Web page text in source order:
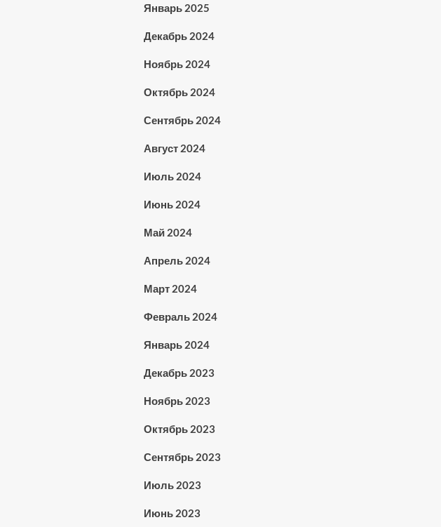
Январь 2025
Декабрь 2024
Ноябрь 2024
Октябрь 2024
Сентябрь 2024
Август 2024
Июль 2024
Июнь 2024
Май 2024
Апрель 2024
Март 2024
Февраль 2024
Январь 2024
Декабрь 2023
Ноябрь 2023
Октябрь 2023
Сентябрь 2023
Июль 2023
Июнь 2023